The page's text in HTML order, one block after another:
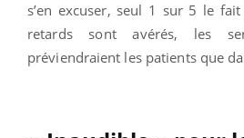
s’en excuser, seul 1 sur 5 le
retards sont avérés, les
préviendraient les patients que